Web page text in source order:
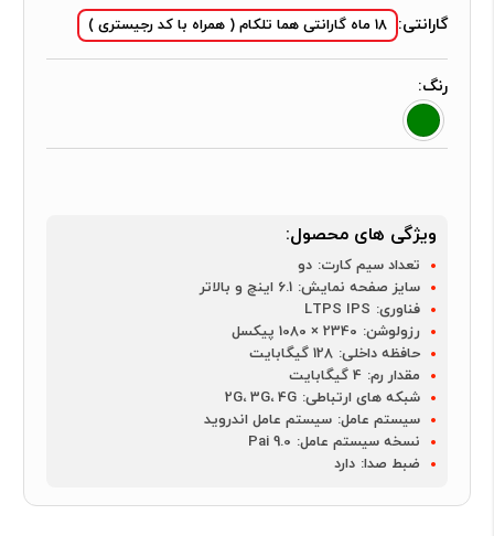
گارانتی: 18 ماه گارانتی هما تلکام ( همراه با کد رجیستری )
رنگ:
ویژگی های محصول:
تعداد سیم کارت: دو
سایز صفحه نمایش: 6.1 اینچ و بالاتر
فناوری: LTPS IPS
رزولوشن: 2340 × 1080 پیکسل
حافظه داخلی: 128 گیگابایت
مقدار رم: 4 گیگابایت
شبکه های ارتباطی: 2G، 3G، 4G
سیستم عامل: سیستم عامل اندروید
نسخه سیستم عامل: Pai 9.0
ضبط صدا: دارد